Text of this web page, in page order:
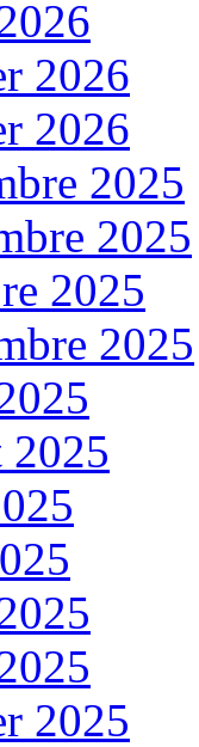
2026
2026
2025
2025
2025
2025
2025